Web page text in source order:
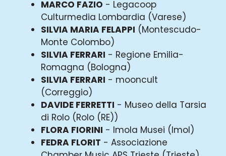
MARCO FAZIO - Legacoop
Culturmedia Lombardia (Varese)
SILVIA MARIA FELAPPI (Montescudo-
Monte Colombo)
SILVIA FERRARI - Regione Emilia-
Romagna (Bologna)
SILVIA FERRARI - mooncult
(Correggio)
DAVIDE FERRETTI - Museo della Tarsia
di Rolo (Rolo (RE))
FLORA FIORINI - Imola Musei (Imol)
FEDRA FLORIT - Associazione